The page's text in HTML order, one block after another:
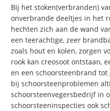
Bij het stoken(verbranden)
onverbrande deeltjes in het
hechten zich aan de wand
een teerachtige, zeer
zoals hout en kolen, zorgen
rook kan creosoot ontstaan,
en een schoorsteenbrand tot
bij schoorsteenproblemen
schoorsteenvegersbedrijf in
schoorsteeninspecties ook